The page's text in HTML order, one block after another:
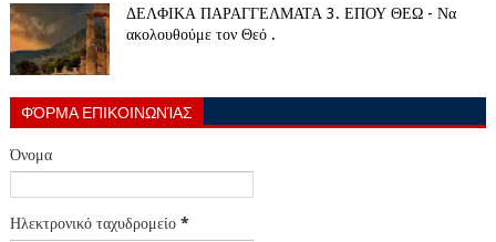
ΔΕΛΦΙΚΑ ΠΑΡΑΓΓΕΛΜΑΤΑ 3. ΕΠΟΥ ΘΕΩ - Να
ακολουθούμε τον Θεό .
ΦΌΡΜΑ ΕΠΙΚΟΙΝΩΝΊΑΣ
Όνομα
Ηλεκτρονικό ταχυδρομείο *